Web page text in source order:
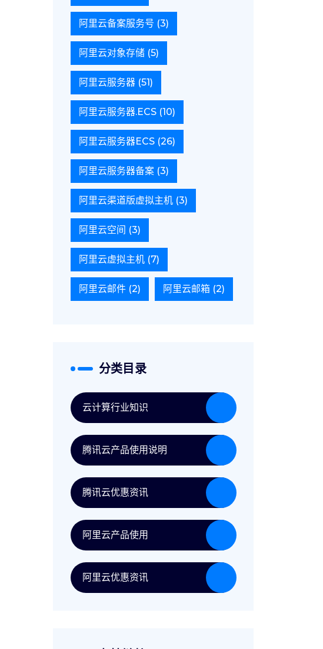
阿里云备案服务号 (3)
阿里云对象存储(5)
阿里云服务器(51)
阿里云服务器.ECS(10)
阿里云服务器ECS(26)
阿里云服务器备案(3)
阿里云渠道版虚拟主机(3)
阿里云空间 (3)
阿里云虚拟主机(7)
阿里云邮件(2) 阿里云邮箱(2)
分类目录
云计算行业知识
腾讯云产品使用说明
腾讯云优惠资讯
阿里云产品使用
阿里云优惠资讯